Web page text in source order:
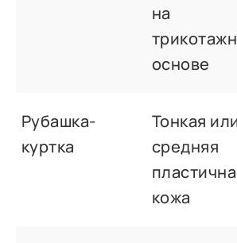
на
основе
Рубашка-
куртка
Тонкая
средняя
кожа